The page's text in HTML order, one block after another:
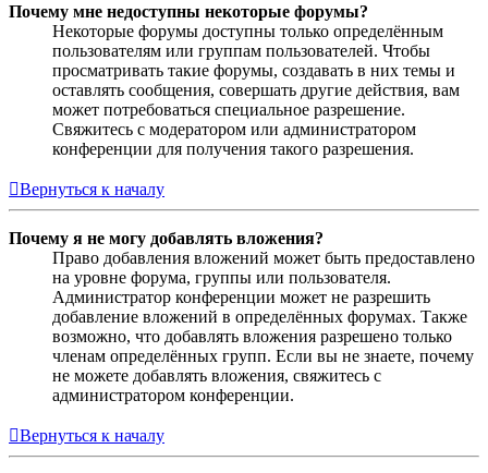
Почему мне недоступны некоторые форумы?
Некоторые форумы доступны только определённым
пользователям или группам пользователей. Чтобы
просматривать такие форумы, создавать в них темы и
оставлять сообщения, совершать другие действия, вам
может потребоваться специальное разрешение.
Свяжитесь с модератором или администратором
конференции для получения такого разрешения.
Вернуться к началу
Почему я не могу добавлять вложения?
Право добавления вложений может быть предоставлено
на уровне форума, группы или пользователя.
Администратор конференции может не разрешить
добавление вложений в определённых форумах. Также
возможно, что добавлять вложения разрешено только
членам определённых групп. Если вы не знаете, почему
не можете добавлять вложения, свяжитесь с
администратором конференции.
Вернуться к началу